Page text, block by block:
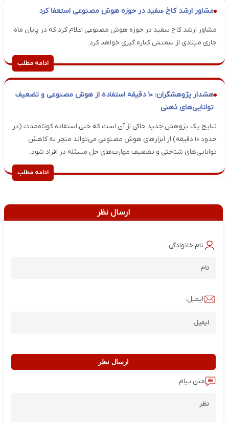
مشاور ارشد کاخ سفید در حوزه هوش مصنوعی استعفا کرد
مشاور ارشد کاخ سفید در حوزه هوش مصنوعی اعلام کرد که در پایان ماه
جاری میلادی از سمتش کناره گیری خواهد کرد.
ادامه مطلب
هشدار پژوهشگران: ۱۰ دقیقه استفاده از هوش مصنوعی و تضعیف
توانایی‌های ذهنی
نتایج یک پژوهش جدید حاکی از آن است که حتی استفاده کوتاه‌مدت (در
حدود ۱۰ دقیقه) از ابزارهای هوش مصنوعی می‌تواند منجر به کاهش
توانایی‌های شناختی و تضعیف مهارت‌های حل مسئله در افراد شود.
ادامه مطلب
ارسال نظر
نام خانوادگی:
ایمیل:
ارسال نظر
متن پیام: